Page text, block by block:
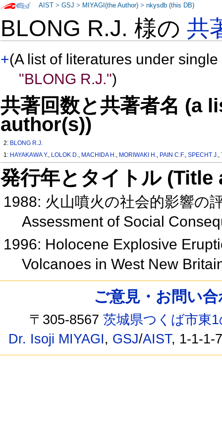
BLONG R.J. 様の共
+(A list of literatures under
"BLONG R.J.")
共著回数と共著者名 (a
author(s))
2: BLONG R.J.
1: HAYAKAWA Y., LOLOK D., MACHIDA H., MORIWAKI H., PAIN C.F.,SPECHT J.,
発行年とタイトル
1988: 火山噴火の社会的影響の
Assessment of Social
1996: Holocene Explosive
Volcanoes in West New
AIST >GSJ > MIYAGI(the Author) >nkysdb (this DB)
ご意見・お問い
〒305-8567茨城県つくば市東
Dr. Isoji MIYAGI, GSJ/AIST, 1-1-1-